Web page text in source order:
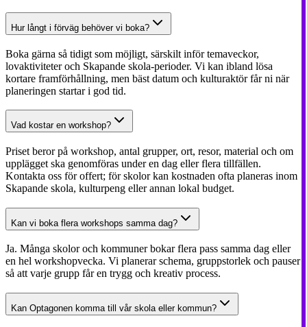
Hur långt i förväg behöver vi boka?
Boka gärna så tidigt som möjligt, särskilt inför temaveckor,
lovaktiviteter och Skapande skola-perioder. Vi kan ibland lösa
kortare framförhållning, men bäst datum och kulturaktör får ni när
planeringen startar i god tid.
Vad kostar en workshop?
Priset beror på workshop, antal grupper, ort, resor, material och om
upplägget ska genomföras under en dag eller flera tillfällen.
Kontakta oss för offert; för skolor kan kostnaden ofta planeras inom
Skapande skola, kulturpeng eller annan lokal budget.
Kan vi boka flera workshops samma dag?
Ja. Många skolor och kommuner bokar flera pass samma dag eller
en hel workshopvecka. Vi planerar schema, gruppstorlek och pauser
så att varje grupp får en trygg och kreativ process.
Kan Optagonen komma till vår skola eller kommun?